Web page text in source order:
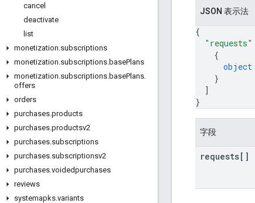
cancel
deactivate
list
monetization.subscriptions
monetization.subscriptions.basePlans
monetization.subscriptions.basePlans.
offers
orders
purchases.products
purchases.productsv2
purchases.subscriptions
purchases.subscriptionsv2
purchases.voidedpurchases
reviews
systemapks.variants
JSON 表示法
{
"requests"
{
}
]
}
字段
requests[]